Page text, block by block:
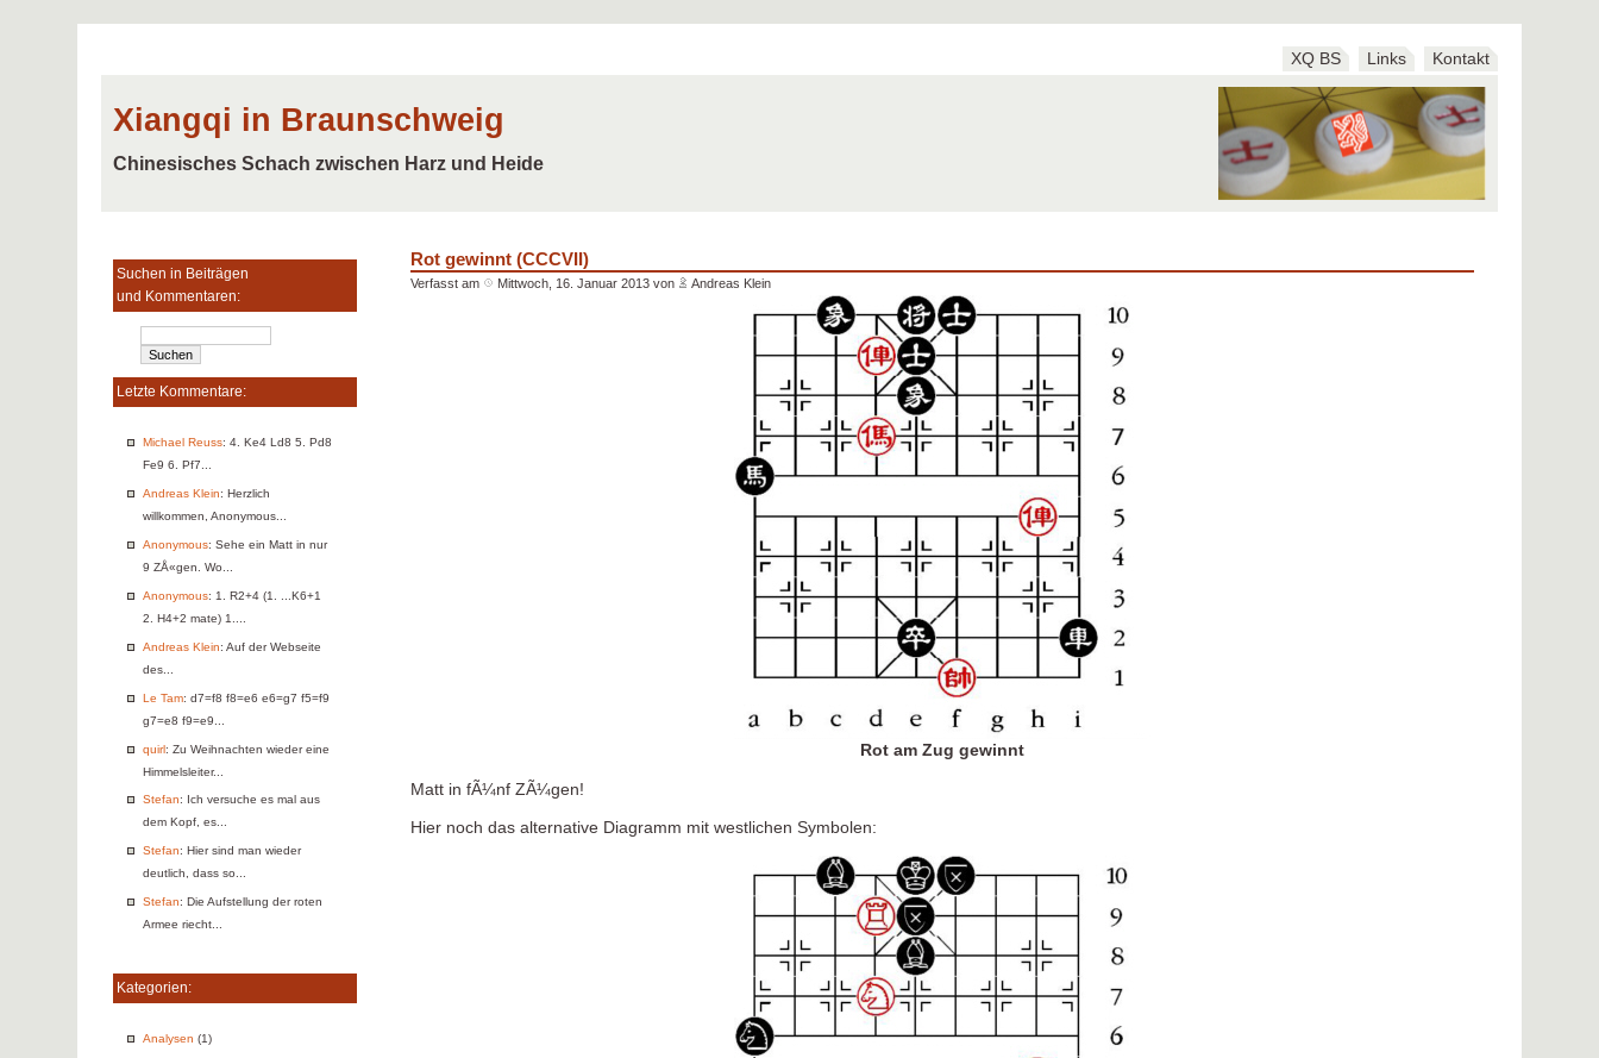
XQ BS Links Kontakt
Xiangqi in Braunschweig
Chinesisches Schach zwischen Harz und Heide
Suchen in Beiträgen
und Kommentaren:
Letzte Kommentare:
Michael Reuss: 4. Ke4 Ld8 5. Pd8
Fe9 6. Pf7...
Andreas Klein: Herzlich
willkommen, Anonymous...
Anonymous: Sehe ein Matt in nur
9 ZÅ«gen. Wo...
Anonymous: 1. R2+4 (1. ...K6+1
2. H4+2 mate) 1....
Andreas Klein: Auf der Webseite
des...
Le Tam: d7=f8 f8=e6 e6=g7 f5=f9
g7=e8 f9=e9...
quirl: Zu Weihnachten wieder eine
Himmelsleiter...
Stefan: Ich versuche es mal aus
dem Kopf, es...
Stefan: Hier sind man wieder
deutlich, dass so...
Stefan: Die Aufstellung der roten
Armee riecht...
Kategorien:
Analysen (1)
Rot gewinnt (CCCVII)
Verfasst am Mittwoch, 16. Januar 2013 von Andreas Klein
Rot am Zug gewinnt
Matt in fÃ¼nf ZÃ¼gen!
Hier noch das alternative Diagramm mit westlichen Symbolen: